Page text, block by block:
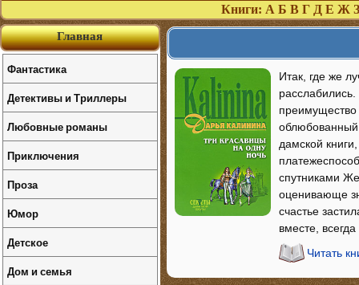
Книги: А Б В Г Д Е Ж З
Итак, где же
облюбованный
дамской
спутниками
оценивающе
счастье
вместе,
Читать
Главная
Фантастика
Детективы и Триллеры
Любовные романы
Приключения
Проза
Юмор
Детское
Дом и семья